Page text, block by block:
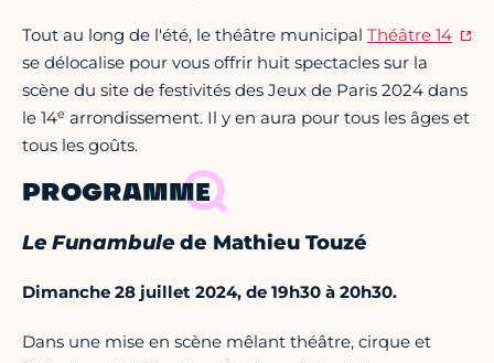
Tout au long de l'été, le théâtre municipal Théâtre 14
se délocalise pour vous offrir huit spectacles sur la
scène du site de festivités des Jeux de Paris 2024 dans
le 14e arrondissement. Il y en aura pour tous les âges et
tous les goûts.
PROGRAMME
Le Funambulede Mathieu Touzé
Dimanche 28 juillet 2024, de 19h30 à 20h30.
Dans une mise en scène mêlant théâtre, cirque et